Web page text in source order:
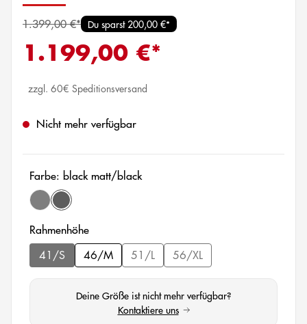
1.399,00 €* Du sparst 200,00 €*
1.199,00 €*
zzgl. 60€ Speditionsversand
Nicht mehr verfügbar
Farbe: black matt/black
black matt/light grey
(Diese Option ist zurzeit nicht verfügbar.)
black matt/black
Rahmenhöheauswählen
41/S(Diese Option ist zurzeit nicht verfügbar.)
46/M 51/L(Diese Option ist zurzeit nicht verfügbar.)
56/XL(Diese Option ist zurzeit
Deine Größe ist nicht mehr verfügbar?
Kontaktiere uns
(öffnet in neuem Tab)